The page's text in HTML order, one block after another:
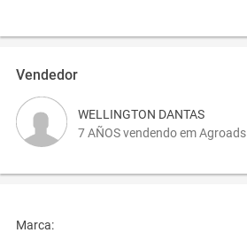
Vendedor
WELLINGTON DANTAS
7 AÑOS vendendo em Agroads
Marca: